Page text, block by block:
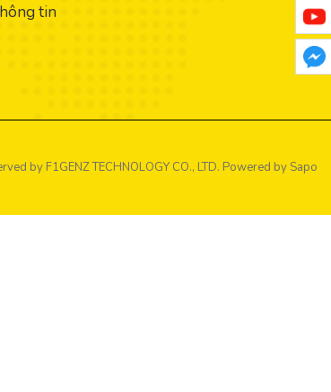
tin
by F1GENZ TECHNOLOGY CO., LTD. Powered by Sapo